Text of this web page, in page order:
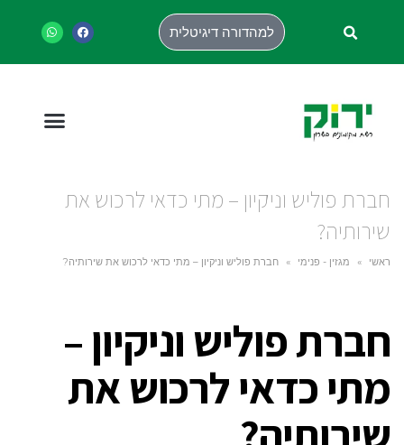
למהדורה דיגיטלית
חברת פוליש וניקיון – מתי כדאי לרכוש את
שירותיה?
ראשי » מגזין - פנימי » חברת פוליש וניקיון – מתי כדאי לרכוש את שירותיה?
חברת פוליש וניקיון –
מתי כדאי לרכוש את